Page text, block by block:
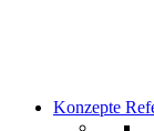
Konzepte